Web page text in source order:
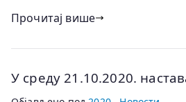
Прочитај више
У среду 21.10.2020.